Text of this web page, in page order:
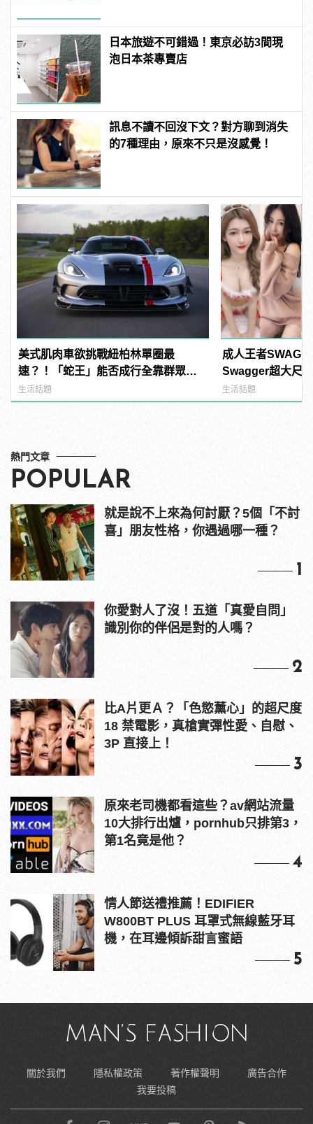
日本旅遊不可錯過！東京必訪3間現
泡日本茶專賣店
訊息不讀不回沒下文？對方聊到消失
的7種理由，原來不只是沒感覺！
美式肌肉車欲挑戰紐柏林單圈最
速？！「蛇王」能否成行全靠群眾募
資！
生活話題
成人王者SWAG
Swagger超大尺
紅海鮮通通有，
結！ |
生活話題
熱門文章
POPULAR
就是說不上來為何討厭？5個「不討
喜」朋友性格，你遇過哪一種？
1
你愛對人了沒！五道「真愛自問」
識別你的伴侶是對的人嗎？
2
比A片更Ａ？「色慾薰心」的超尺度
18 禁電影，真槍實彈性愛、自慰、
3P 直接上！
3
原來老司機都看這些？av網站流量
10大排行出爐，pornhub只排第3，
第1名竟是他？
4
情人節送禮推薦！EDIFIER
W800BT PLUS 耳罩式無線藍牙耳
機，在耳邊傾訴甜言蜜語
5
關於我們 隱私權政策 著作權聲明
廣告合作
我要投稿